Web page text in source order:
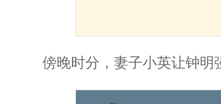
傍晚时分，妻子小英让钟明